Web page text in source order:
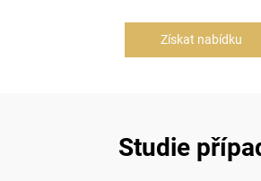
Získat nabídku
Studie